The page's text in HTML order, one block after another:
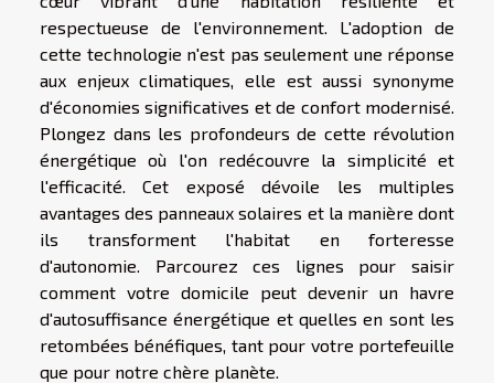
respectueuse de l'environnement. L'adoption de
cette technologie n'est pas seulement une réponse
aux enjeux climatiques, elle est aussi synonyme
d'économies significatives et de confort modernisé.
Plongez dans les profondeurs de cette révolution
énergétique où l'on redécouvre la simplicité et
l'efficacité. Cet exposé dévoile les multiples
avantages des panneaux solaires et la manière dont
ils transforment l'habitat en forteresse
d'autonomie. Parcourez ces lignes pour saisir
comment votre domicile peut devenir un havre
d'autosuffisance énergétique et quelles en sont les
retombées bénéfiques, tant pour votre portefeuille
que pour notre chère planète.